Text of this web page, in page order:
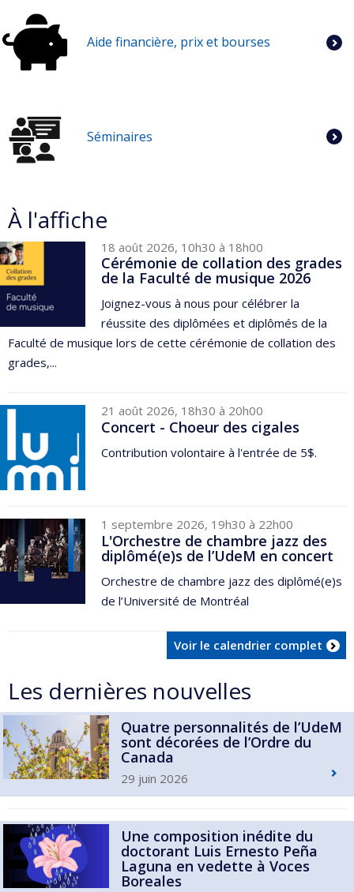
Aide financière, prix et bourses
Séminaires
À l'affiche
18 août 2026, 10h30 à 18h00
Cérémonie de collation des grades
de la Faculté de musique 2026
Joignez-vous à nous pour célébrer la
réussite des diplômées et diplômés de la
Faculté de musique lors de cette cérémonie de collation des
grades,...
21 août 2026, 18h30 à 20h00
Concert - Choeur des cigales
Contribution volontaire à l'entrée de 5$.
1 septembre 2026, 19h30 à 22h00
L'Orchestre de chambre jazz des
diplômé(e)s de l’UdeM en concert
Orchestre de chambre jazz des diplômé(e)s
de l’Université de Montréal
Voir le calendrier complet
Les dernières nouvelles
Quatre personnalités de l’UdeM
sont décorées de l’Ordre du
Canada
29 juin 2026
Une composition inédite du
doctorant Luis Ernesto Peña
Laguna en vedette à Voces
Boreales